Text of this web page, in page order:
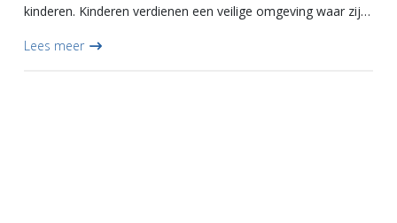
kinderen. Kinderen verdienen een veilige omgeving waar zij
Lees meer